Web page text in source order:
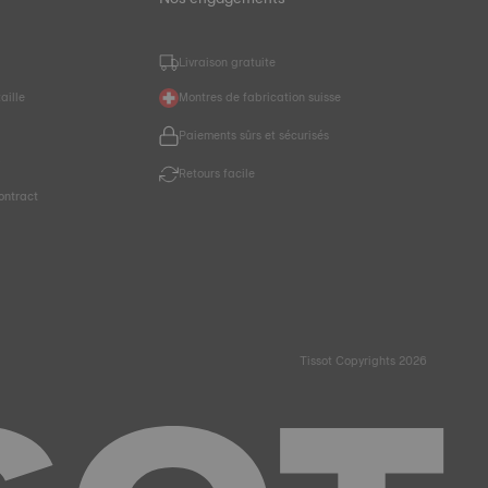
Livraison gratuite
Montres de fabrication suisse
Paiements sûrs et sécurisés
Retours facile
Tissot Copyrights 2026